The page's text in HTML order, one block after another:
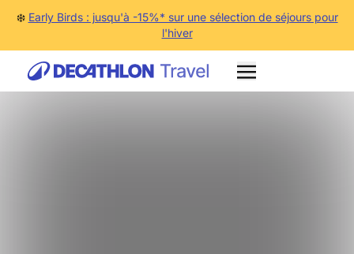
❄️ Early Birds : jusqu'à -15%* sur une sélection de séjours pour
l'hiver